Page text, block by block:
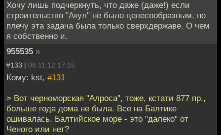
Хочу лишь подчеркнуть, что даже (даже!) если
строительство "Акул" не было целесообразным, по
плечу эта задача была только сверхдержаве. О чем
я собственно и.
955535 »
#133 | 08.11.12 17:15
Кому: kst, #131
> Вот черноморская "Алроса", тоже, кстати 877 пр.,
больше года дома не была. Все на Балтике
ошивалась. Балтийское море - это "далеко" от
Ченого или нет?